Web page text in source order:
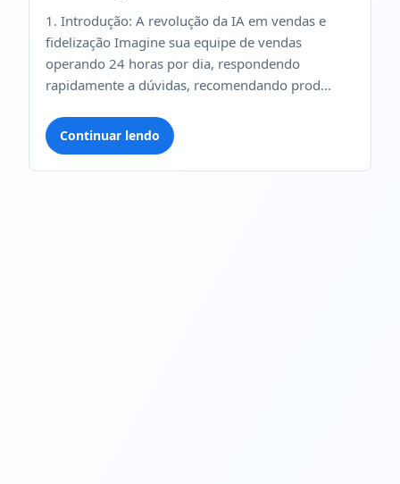
1. Introdução: A revolução da IA em vendas e
fidelização Imagine sua equipe de vendas
operando 24 horas por dia, respondendo
rapidamente a dúvidas, recomendando prod...
Continuar lendo